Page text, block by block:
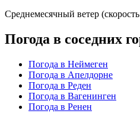
Среднемесячный ветер
Погода в соседних
Погода в Неймеген
Погода в Апелдорне
Погода в Реден
Погода в Вагенинген
Погода в Ренен